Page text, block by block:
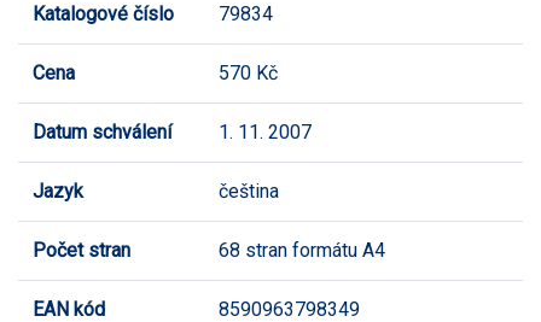
Katalogové číslo 79834
Cena 570 Kč
Datum schválení 1. 11. 2007
Jazyk čeština
Počet stran 68 stran formátu A4
EAN kód 8590963798349